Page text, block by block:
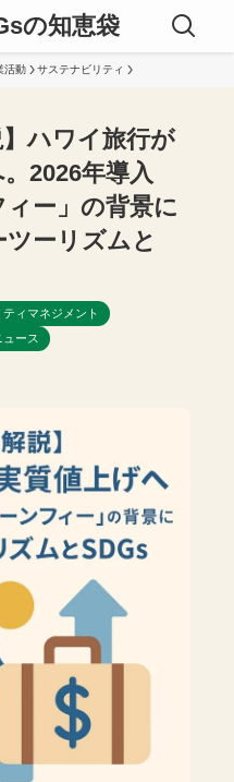
の知恵袋
活動 サステナビリティ
】ハワイ旅行が
2026年導入
ィー」の背景に
ーリズムと
ィマネジメント
ース